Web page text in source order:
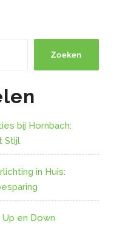
Zoeken
bij Hornbach:
Stijl
in Huis:
en Down